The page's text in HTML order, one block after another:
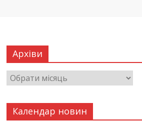
Архіви
Календар новин